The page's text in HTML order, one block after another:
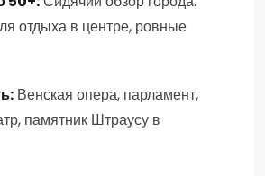
отдыха в центре, ровные
Венская опера, парламент,
памятник Штраусу в